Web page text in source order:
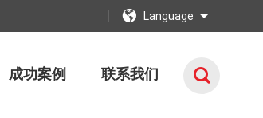
Language
成功案例 联系我们